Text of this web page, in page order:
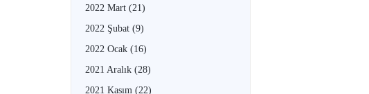
2022 Mart (21)
2022 Şubat (9)
2022 Ocak (16)
2021 Aralık (28)
2021 Kasım (22)